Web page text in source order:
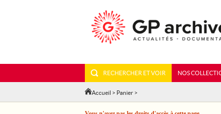
RECHERCHER ET VOIR NOS
Accueil > Panier >